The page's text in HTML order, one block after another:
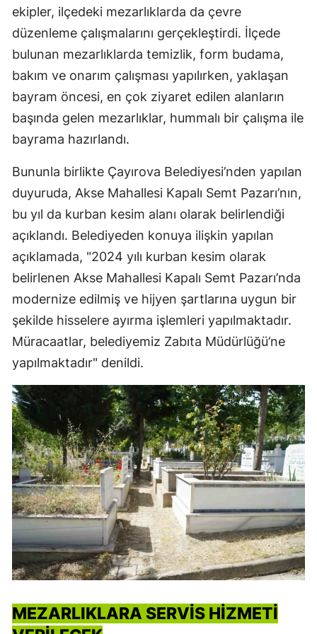
ekipler, ilçedeki mezarlıklarda da çevre
düzenleme çalışmalarını gerçekleştirdi. İlçede
bulunan mezarlıklarda temizlik, form budama,
bakım ve onarım çalışması yapılırken, yaklaşan
bayram öncesi, en çok ziyaret edilen alanların
başında gelen mezarlıklar, hummalı bir çalışma ile
bayrama hazırlandı.
Bununla birlikte Çayırova Belediyesi’nden yapılan
duyuruda, Akse Mahallesi Kapalı Semt Pazarı’nın,
bu yıl da kurban kesim alanı olarak belirlendiği
açıklandı. Belediyeden konuya ilişkin yapılan
açıklamada, "2024 yılı kurban kesim olarak
belirlenen Akse Mahallesi Kapalı Semt Pazarı’nda
modernize edilmiş ve hijyen şartlarına uygun bir
şekilde hisselere ayırma işlemleri yapılmaktadır.
Müracaatlar, belediyemiz Zabıta Müdürlüğü’ne
yapılmaktadır" denildi.
MEZARLIKLARA SERVİS HİZMETİ